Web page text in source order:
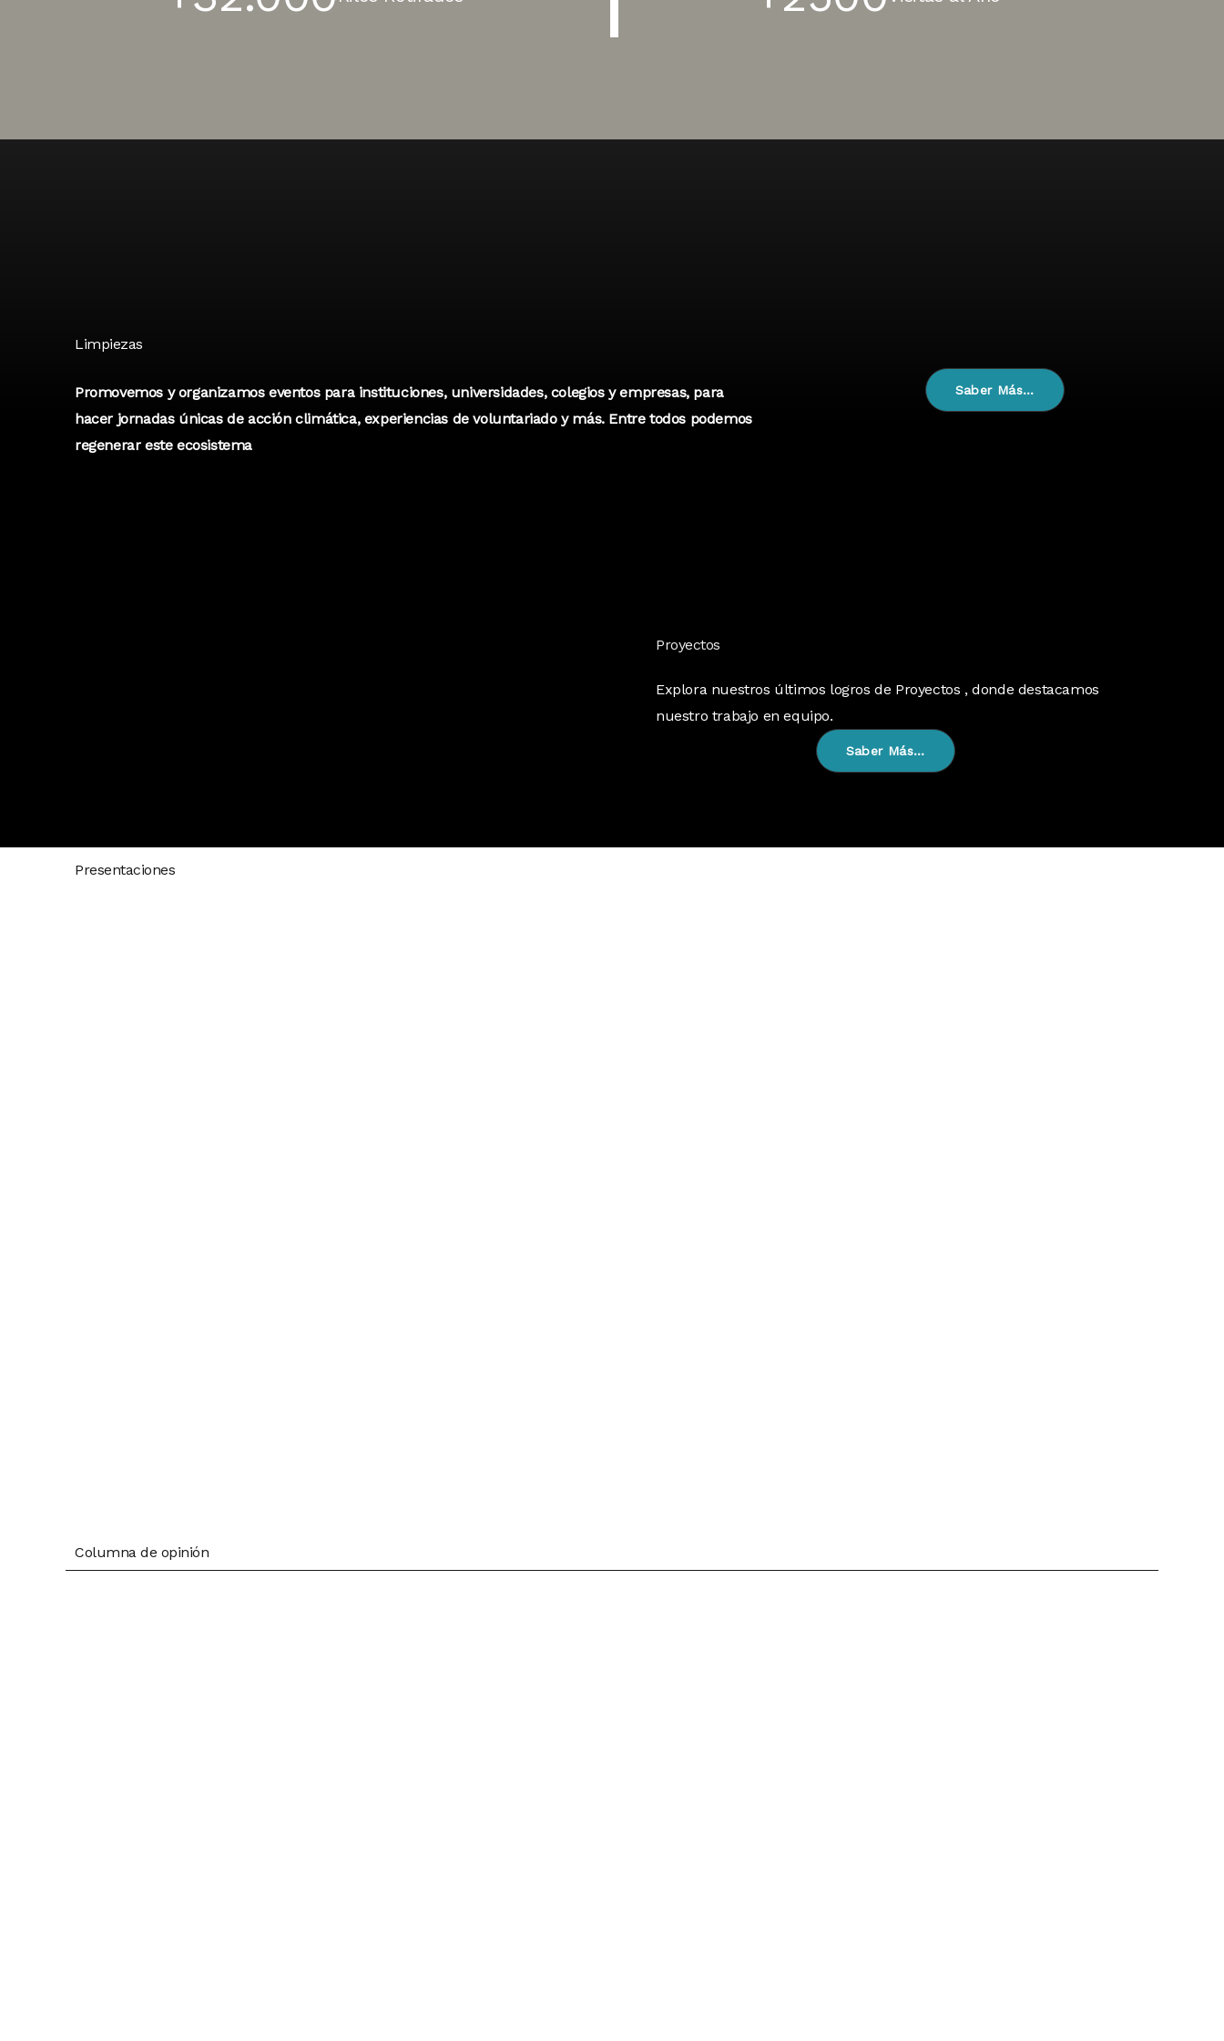
Limpiezas
Promovemos y organizamos eventos para instituciones, universidades, colegios y empresas, para
hacer jornadas únicas de acción climática, experiencias de voluntariado y más. Entre todos podemos
regenerar este ecosistema
Saber Más…
Proyectos
Explora nuestros últimos logros de Proyectos , donde destacamos
nuestro trabajo en equipo.
Saber Más…
Presentaciones
Columna de opinión